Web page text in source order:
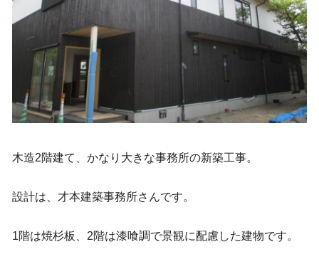
木造2階建て、かなり大きな事務所の新築工事。
設計は、才本建築事務所さんです。
1階は焼杉板、2階は漆喰調で景観に配慮した建物です。